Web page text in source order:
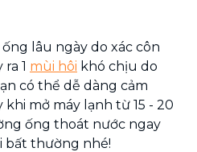
lâu ngày do xác côn
1 mùi hôi khó chịu do
có thể dễ dàng cảm
mở máy lạnh từ 15 - 20
ống thoát nước ngay
bất thường nhé!